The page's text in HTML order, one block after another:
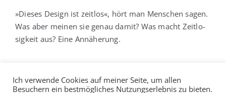
»Die­ses Design ist zeit­los«, hört man Men­schen sagen.
Was aber mei­nen sie genau damit? Was macht Zeit­lo­
sig­keit aus? Eine Annäherung.
Ich verwende Cookies auf meiner Seite, um allen
Besuchern ein bestmögliches Nutzungserlebnis zu bieten.